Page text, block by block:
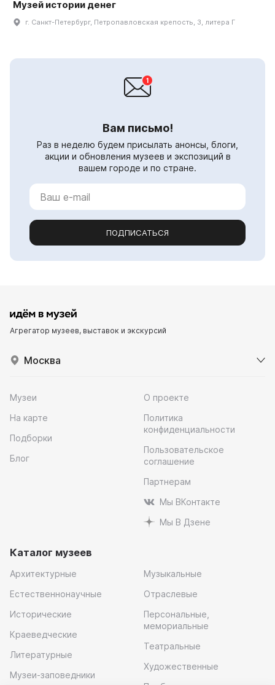
Музей истории денег
г. Санкт-Петербург, Петропавловская крепость, 3, литера Г
Вам письмо!
Раз в неделю будем присылать анонсы, блоги,
акции и обновления музеев и экспозиций в
вашем городе и по стране.
ПОДПИСАТЬСЯ
Агрегатор музеев, выставок и экскурсий
Москва
Музеи
На карте
Подборки
Блог
О проекте
Политика
конфиденциальности
Пользовательское
соглашение
Партнерам
Мы ВКонтакте
Мы В Дзене
Каталог музеев
Архитектурные
Естественнонаучные
Исторические
Краеведческие
Литературные
Музеи-заповедники
Музыкальные
Отраслевые
Персональные,
мемориальные
Театральные
Художественные